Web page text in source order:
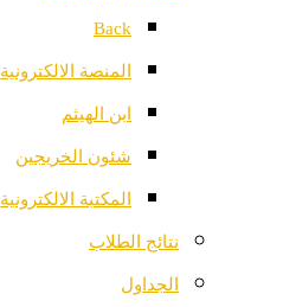
Back
المنصة الالكترونية
ابن الهيثم
شئون الخريجين
المكتبة الالكترونية
نتائج الطلاب
الجداول